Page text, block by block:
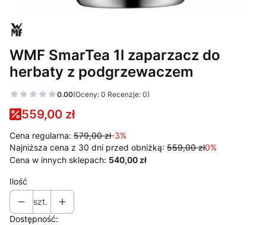
WMF SmarTea 1l zaparzacz do
herbaty z podgrzewaczem
0.00(Oceny: 0 Recenzje: 0)
559,00 zł
Cena regularna: 579,00 zł-3%
Najniższa cena z 30 dni przed obniżką: 559,00 zł0%
Cena w innych sklepach: 540,00 zł
Ilość
szt.
Dostępność: